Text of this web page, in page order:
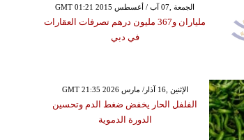
GMT 01:21 2015 الجمعة ,07 آب / أغسطس
ملياران و367 مليون درهم تصرفات العقارات
في دبي
GMT 21:35 2026 الإثنين ,16 آذار/ مارس
الفلفل الحار يخفض ضغط الدم وتحسين
الدورة الدموية